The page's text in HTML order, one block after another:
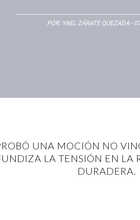
POR: YAEL ZÁRATE QUEZADA -
UNA MOCIÓN NO
LA TENSIÓN EN LA
DURADERA.